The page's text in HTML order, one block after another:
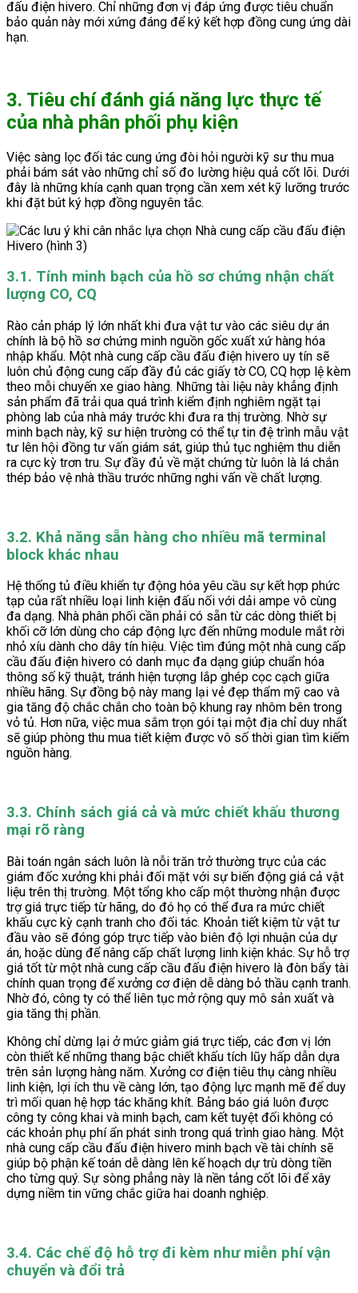
đấu điện hivero. Chỉ những đơn vị đáp ứng được tiêu chuẩn
bảo quản này mới xứng đáng để ký kết hợp đồng cung ứng dài
hạn.
3. Tiêu chí đánh giá năng lực thực tế
của nhà phân phối phụ kiện
Việc sàng lọc đối tác cung ứng đòi hỏi người kỹ sư thu mua
phải bám sát vào những chỉ số đo lường hiệu quả cốt lõi. Dưới
đây là những khía cạnh quan trọng cần xem xét kỹ lưỡng trước
khi đặt bút ký hợp đồng nguyên tắc.
3.1. Tính minh bạch của hồ sơ chứng nhận chất
lượng CO, CQ
Rào cản pháp lý lớn nhất khi đưa vật tư vào các siêu dự án
chính là bộ hồ sơ chứng minh nguồn gốc xuất xứ hàng hóa
nhập khẩu. Một nhà cung cấp cầu đấu điện hivero uy tín sẽ
luôn chủ động cung cấp đầy đủ các giấy tờ CO, CQ hợp lệ kèm
theo mỗi chuyến xe giao hàng. Những tài liệu này khẳng định
sản phẩm đã trải qua quá trình kiểm định nghiêm ngặt tại
phòng lab của nhà máy trước khi đưa ra thị trường. Nhờ sự
minh bạch này, kỹ sư hiện trường có thể tự tin đệ trình mẫu vật
tư lên hội đồng tư vấn giám sát, giúp thủ tục nghiệm thu diễn
ra cực kỳ trơn tru. Sự đầy đủ về mặt chứng từ luôn là lá chắn
thép bảo vệ nhà thầu trước những nghi vấn về chất lượng.
3.2. Khả năng sẵn hàng cho nhiều mã terminal
block khác nhau
Hệ thống tủ điều khiển tự động hóa yêu cầu sự kết hợp phức
tạp của rất nhiều loại linh kiện đấu nối với dải ampe vô cùng
đa dạng. Nhà phân phối cần phải có sẵn từ các dòng thiết bị
khối cỡ lớn dùng cho cáp động lực đến những module mắt rời
nhỏ xíu dành cho dây tín hiệu. Việc tìm đúng một nhà cung cấp
cầu đấu điện hivero có danh mục đa dạng giúp chuẩn hóa
thông số kỹ thuật, tránh hiện tượng lắp ghép cọc cạch giữa
nhiều hãng. Sự đồng bộ này mang lại vẻ đẹp thẩm mỹ cao và
gia tăng độ chắc chắn cho toàn bộ khung ray nhôm bên trong
vỏ tủ. Hơn nữa, việc mua sắm trọn gói tại một địa chỉ duy nhất
sẽ giúp phòng thu mua tiết kiệm được vô số thời gian tìm kiếm
nguồn hàng.
3.3. Chính sách giá cả và mức chiết khấu thương
mại rõ ràng
Bài toán ngân sách luôn là nỗi trăn trở thường trực của các
giám đốc xưởng khi phải đối mặt với sự biến động giá cả vật
liệu trên thị trường. Một tổng kho cấp một thường nhận được
trợ giá trực tiếp từ hãng, do đó họ có thể đưa ra mức chiết
khấu cực kỳ cạnh tranh cho đối tác. Khoản tiết kiệm từ vật tư
đầu vào sẽ đóng góp trực tiếp vào biên độ lợi nhuận của dự
án, hoặc dùng để nâng cấp chất lượng linh kiện khác. Sự hỗ trợ
giá tốt từ một nhà cung cấp cầu đấu điện hivero là đòn bẩy tài
chính quan trọng để xưởng cơ điện dễ dàng bỏ thầu cạnh tranh.
Nhờ đó, công ty có thể liên tục mở rộng quy mô sản xuất và
gia tăng thị phần.
Không chỉ dừng lại ở mức giảm giá trực tiếp, các đơn vị lớn
còn thiết kế những thang bậc chiết khấu tích lũy hấp dẫn dựa
trên sản lượng hàng năm. Xưởng cơ điện tiêu thụ càng nhiều
linh kiện, lợi ích thu về càng lớn, tạo động lực mạnh mẽ để duy
trì mối quan hệ hợp tác khăng khít. Bảng báo giá luôn được
công ty công khai và minh bạch, cam kết tuyệt đối không có
các khoản phụ phí ẩn phát sinh trong quá trình giao hàng. Một
nhà cung cấp cầu đấu điện hivero minh bạch về tài chính sẽ
giúp bộ phận kế toán dễ dàng lên kế hoạch dự trù dòng tiền
cho từng quý. Sự sòng phẳng này là nền tảng cốt lõi để xây
dựng niềm tin vững chắc giữa hai doanh nghiệp.
3.4. Các chế độ hỗ trợ đi kèm như miễn phí vận
chuyển và đổi trả